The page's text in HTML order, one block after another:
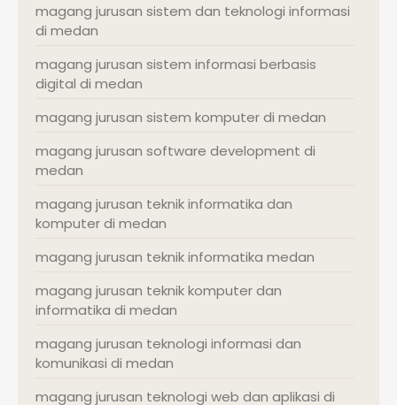
magang jurusan sistem dan teknologi informasi
di medan
magang jurusan sistem informasi berbasis
digital di medan
magang jurusan sistem komputer di medan
magang jurusan software development di
medan
magang jurusan teknik informatika dan
komputer di medan
magang jurusan teknik informatika medan
magang jurusan teknik komputer dan
informatika di medan
magang jurusan teknologi informasi dan
komunikasi di medan
magang jurusan teknologi web dan aplikasi di